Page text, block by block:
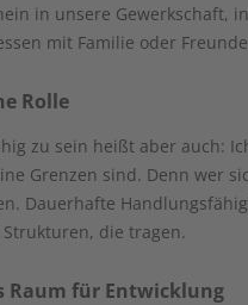
in unsere Gewerkschaft,
mit Familie oder
Rolle
zu sein heißt aber auch:
Grenzen sind. Denn wer
Dauerhafte
die tragen.
Raum für Entwicklung